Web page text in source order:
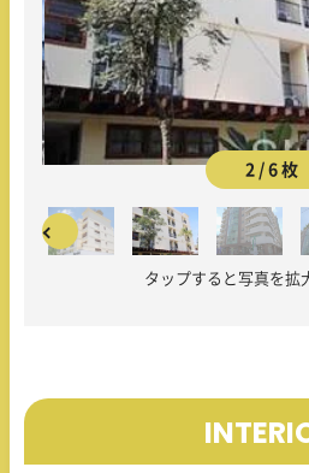
2 / 6 枚
タップすると写真を拡